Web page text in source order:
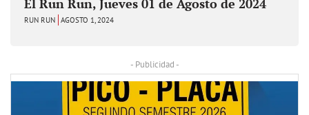
El Run Run, Jueves 01 de Agosto de 2024
RUN RUN AGOSTO 1, 2024
- Publicidad -